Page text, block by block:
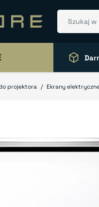
projektora Ekrany